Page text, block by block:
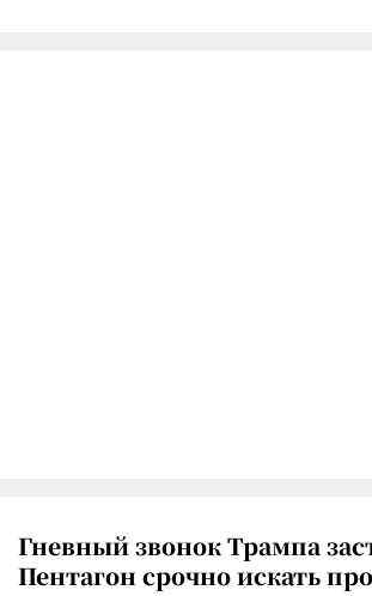
Гневный звонок Трампа
Пентагон срочно искать